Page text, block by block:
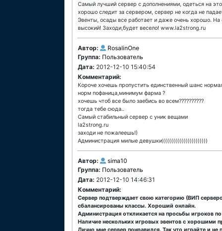
Самый лучший сервер с дополнениями, одеться на
хорошо следит за сервером, сервер не когда не
Эвенты, осады все работает и даже очень хорошо.
высокий! Заходи,будет весело! www.la2strong.ru
Автор:
RosalinOne
Группа: Пользователь
Дата: 2012-12-10 15:40:54
Комментарий:
Короче хочешь пропустить единственный шанс
норм пофаница,минимум фарма ?
хочешь чтоб все было заебись во всем??????????
тогда тебе сюда..
Самый стабильный сервер с уник вещами
la2strong.ru
заходи не пожалеешь!)
Администрация милые девушки)))))))))))))))))))))))
Автор:
sima10
Группа: Пользователь
Дата: 2012-12-10 14:46:31
Комментарий:
Сервер подтверждает свою категорию (ВИП
сбалансированы классы. Хороший онлайн.
Администрация откликается на просьбы игроков
Наличие нескольких игровых эвентов с хорошими